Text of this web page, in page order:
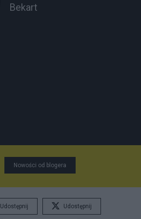
Bekart
Nowości od blogera
Udostępnij Udostępnij